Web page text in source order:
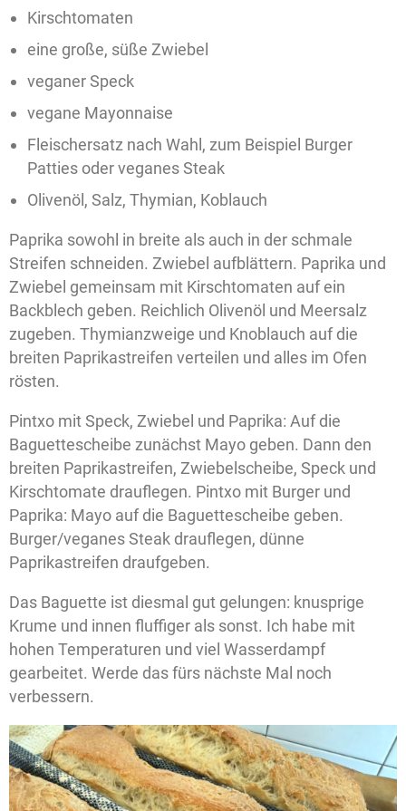
Kirschtomaten
eine große, süße Zwiebel
veganer Speck
vegane Mayonnaise
Fleischersatz nach Wahl, zum Beispiel Burger
Patties oder veganes Steak
Olivenöl, Salz, Thymian, Koblauch
Paprika sowohl in breite als auch in der schmale
Streifen schneiden. Zwiebel aufblättern. Paprika und
Zwiebel gemeinsam mit Kirschtomaten auf ein
Backblech geben. Reichlich Olivenöl und Meersalz
zugeben. Thymianzweige und Knoblauch auf die
breiten Paprikastreifen verteilen und alles im Ofen
rösten.
Pintxo mit Speck, Zwiebel und Paprika: Auf die
Baguettescheibe zunächst Mayo geben. Dann den
breiten Paprikastreifen, Zwiebelscheibe, Speck und
Kirschtomate drauflegen. Pintxo mit Burger und
Paprika: Mayo auf die Baguettescheibe geben.
Burger/veganes Steak drauflegen, dünne
Paprikastreifen draufgeben.
Das Baguette ist diesmal gut gelungen: knusprige
Krume und innen fluffiger als sonst. Ich habe mit
hohen Temperaturen und viel Wasserdampf
gearbeitet. Werde das fürs nächste Mal noch
verbessern.